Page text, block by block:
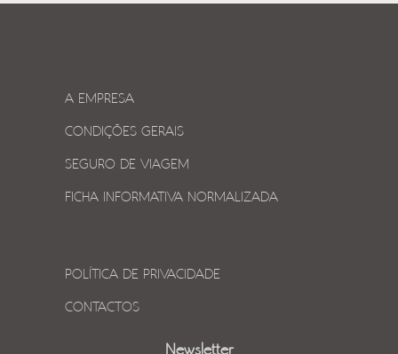
A EMPRESA
CONDIÇÕES GERAIS
SEGURO DE VIAGEM
FICHA INFORMATIVA NORMALIZADA
POLÍTICA DE PRIVACIDADE
CONTACTOS